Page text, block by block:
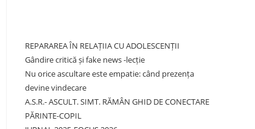
REPARAREA ÎN RELAȚIIA CU ADOLESCENȚII
Gândire critică și fake news -lecție
Nu orice ascultare este empatie: când prezența
devine vindecare
A.S.R.- ASCULT. SIMT. RĂMÂN GHID DE CONECTARE
PĂRINTE-COPIL